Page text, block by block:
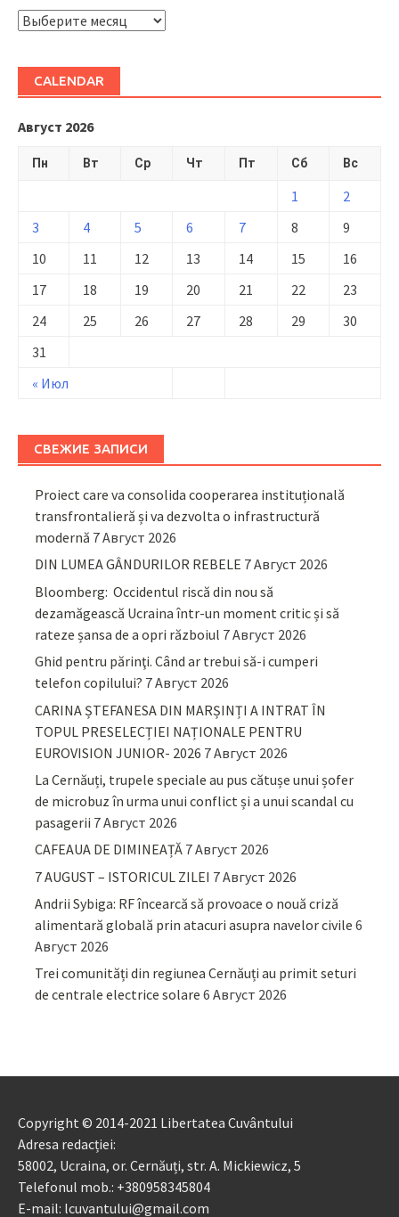
ARHIVĂ
CALENDAR
Август 2026
Пн Вт Ср Чт Пт Сб Вс
« Июл
1
2
3
4 5 6 7 8
9
10
11 12 13 14 15
16
17
18 19 20 21 22
23
24
25 26 27 28 29
30
31
СВЕЖИЕ ЗАПИСИ
Proiect care va consolida cooperarea instituțională
transfrontalieră și va dezvolta o infrastructură
modernă 7 Август 2026
DIN LUMEA GÂNDURILOR REBELE 7 Август 2026
Bloomberg: Occidentul riscă din nou să
dezamăgească Ucraina într-un moment critic și să
rateze șansa de a opri războiul 7 Август 2026
Ghid pentru părinţi. Când ar trebui să-i cumperi
telefon copilului? 7 Август 2026
CARINA ȘTEFANESA DIN MARȘINȚI A INTRAT ÎN
TOPUL PRESELECȚIEI NAȚIONALE PENTRU
EUROVISION JUNIOR- 2026 7 Август 2026
La Cernăuți, trupele speciale au pus cătușe unui șofer
de microbuz în urma unui conflict și a unui scandal cu
pasagerii 7 Август 2026
CAFEAUA DE DIMINEAȚĂ 7 Август 2026
7 AUGUST – ISTORICUL ZILEI 7 Август 2026
Andrii Sybiga: RF încearcă să provoace o nouă criză
alimentară globală prin atacuri asupra navelor civile 6
Август 2026
Trei comunități din regiunea Cernăuți au primit seturi
de centrale electrice solare 6 Август 2026
Copyright © 2014-2021 Libertatea Cuvântului
Adresa redacției:
58002, Ucraina, or. Cernăuți, str. A. Mickiewicz, 5
Telefonul mob.: +380958345804
E-mail: lcuvantului@gmail.com